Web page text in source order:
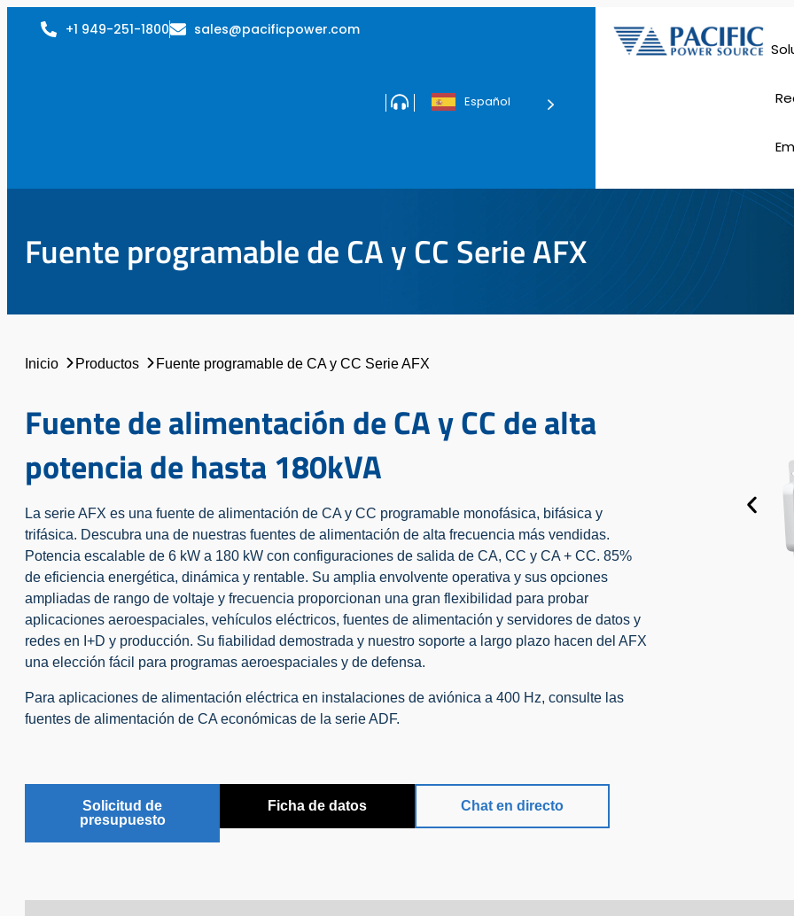
+1 949-251-1800 sales@pacificpower.com
Español
Fuente programable de CA y CC Serie AFX
Inicio Productos Fuente programable de CA y CC Serie AFX
Fuente de alimentación de CA y CC de alta
potencia de hasta 180kVA
La serie AFX es una fuente de alimentación de CA y CC programable monofásica, bifásica y
trifásica. Descubra una de nuestras fuentes de alimentación de alta frecuencia más vendidas.
Potencia escalable de 6 kW a 180 kW con configuraciones de salida de CA, CC y CA + CC. 85%
de eficiencia energética, dinámica y rentable. Su amplia envolvente operativa y sus opciones
ampliadas de rango de voltaje y frecuencia proporcionan una gran flexibilidad para probar
aplicaciones aeroespaciales, vehículos eléctricos, fuentes de alimentación y servidores de datos y
redes en I+D y producción. Su fiabilidad demostrada y nuestro soporte a largo plazo hacen del AFX
una elección fácil para programas aeroespaciales y de defensa.
Para aplicaciones de alimentación eléctrica en instalaciones de aviónica a 400 Hz, consulte las
fuentes de alimentación de CA económicas de la serie ADF.
Solicitud de
presupuesto
Ficha de datos Chat en directo